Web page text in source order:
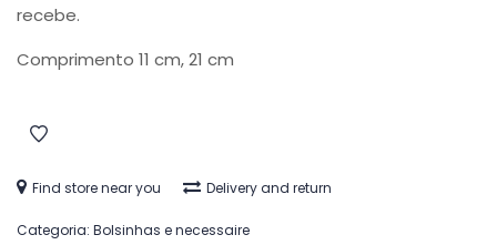
recebe.
Comprimento 11 cm, 21 cm
Find store near you Delivery and return
Categoria: Bolsinhas e necessaire